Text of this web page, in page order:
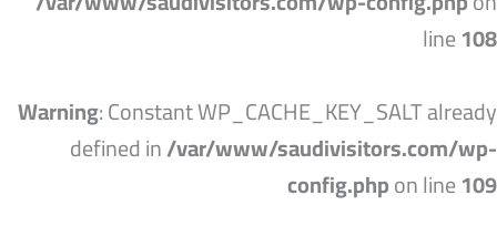
line108
Warning: Constant WP_CACHE_KEY_SALT already
defined in/var/www/saudivisitors.com/wp-
config.phpon line109